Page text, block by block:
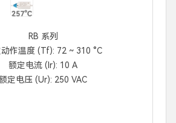
RB 系列
作温度 (Tf): 72 ~ 310 °C
额定电流 (Ir): 10 A
定电压 (Ur): 250 VAC